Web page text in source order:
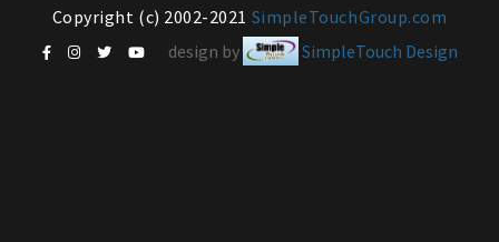
Copyright (c) 2002-2021 SimpleTouchGroup.com
design by
SimpleTouch Design